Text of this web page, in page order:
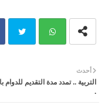
ter atsa
أحدث
التربية .. تمدد مدة التقديم للدوام
.